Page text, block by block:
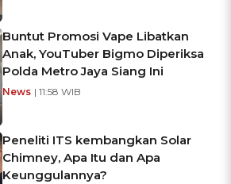
Buntut Promosi Vape Libatkan
Anak, YouTuber Bigmo Diperiksa
Polda Metro Jaya Siang Ini
News | 11:58 WIB
Peneliti ITS kembangkan Solar
Chimney, Apa Itu dan Apa
Keunggulannya?